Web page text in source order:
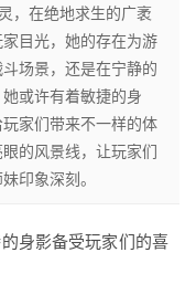
，在绝地求生的广袤
目光，她的存在为游
场景，还是在宁静的
或许有着敏捷的身
家们带来不一样的体
的风景线，让玩家们
印象深刻。
身影备受玩家们的喜